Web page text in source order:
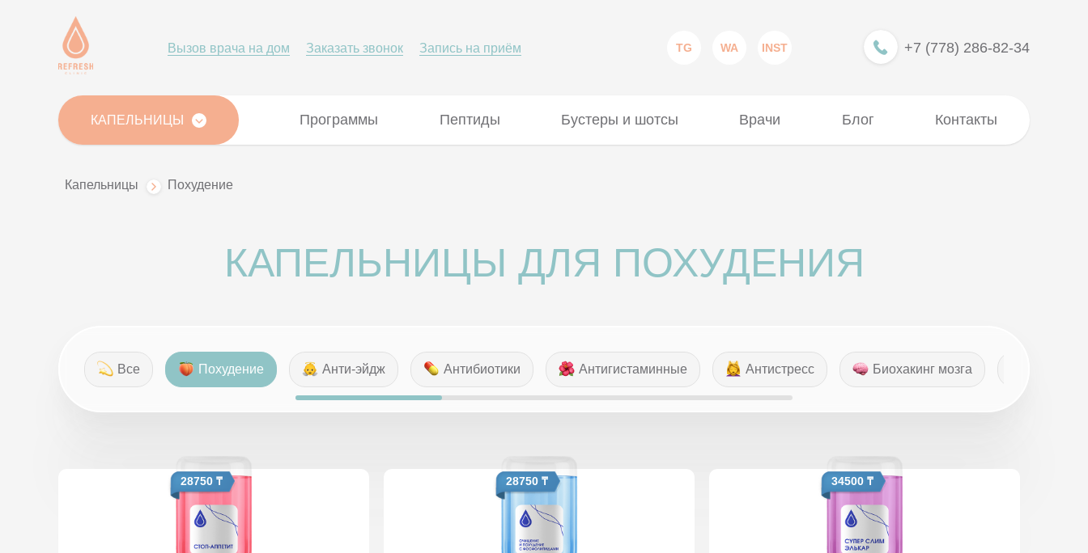
Вызов врача на дом Заказать звонок Запись на приём TG WA INST +7 (778) 286-82-34
КАПЕЛЬНИЦЫ Программы Пептиды Бустеры и шотсы Врачи Блог Контакты
Капельницы Похудение
КАПЕЛЬНИЦЫ ДЛЯ ПОХУДЕНИЯ
Все Похудение Анти-эйдж Антибиотики Антигистаминные Антистресс Биохакинг мозга
28750 ₸ 28750 ₸ 34500 ₸